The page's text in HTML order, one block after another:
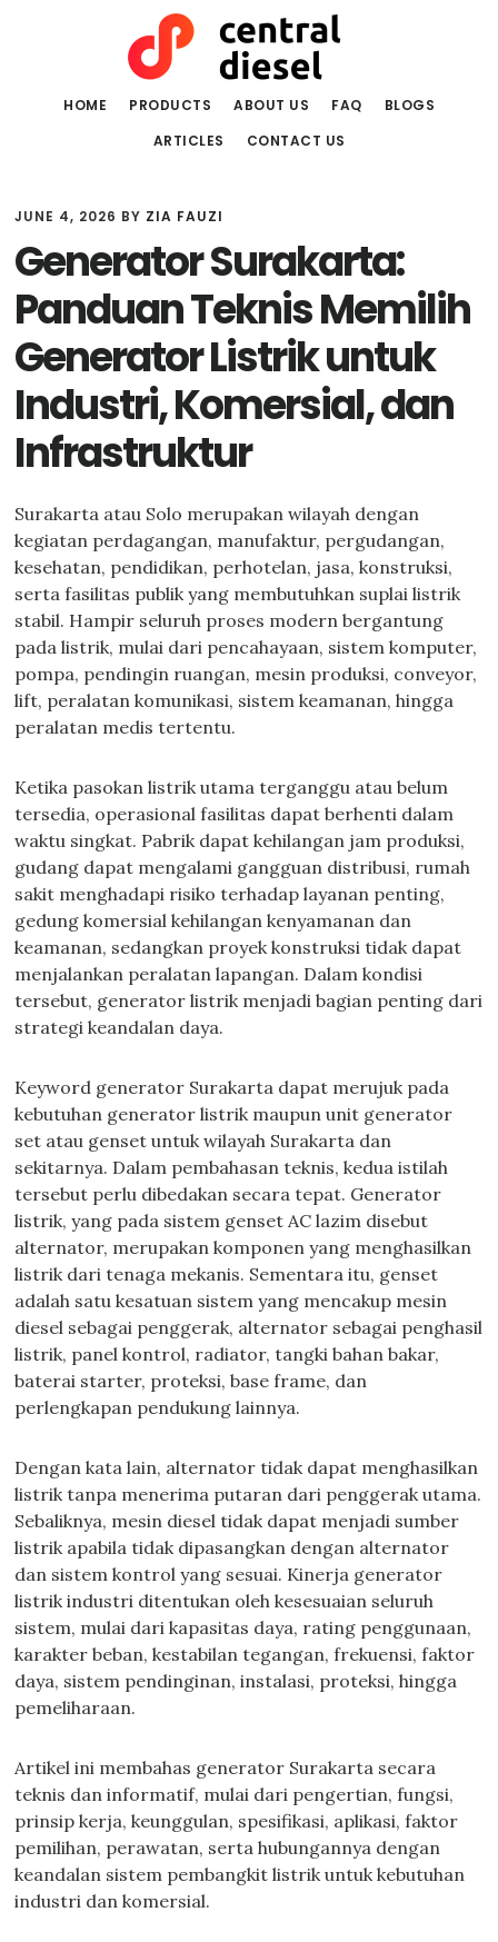
HOME PRODUCTS ABOUT US FAQ
BLOGS
ARTICLES
CONTACT US
JUNE 4, 2026 BY ZIA FAUZI
Generator Surakarta:
Panduan Teknis Memilih
Generator Listrik untuk
Industri, Komersial, dan
Infrastruktur
Surakarta atau Solo merupakan wilayah dengan
kegiatan perdagangan, manufaktur, pergudangan,
kesehatan, pendidikan, perhotelan, jasa, konstruksi,
serta fasilitas publik yang membutuhkan suplai listrik
stabil. Hampir seluruh proses modern bergantung
pada listrik, mulai dari pencahayaan, sistem komputer,
pompa, pendingin ruangan, mesin produksi, conveyor,
lift, peralatan komunikasi, sistem keamanan, hingga
peralatan medis tertentu.
Ketika pasokan listrik utama terganggu atau belum
tersedia, operasional fasilitas dapat berhenti dalam
waktu singkat. Pabrik dapat kehilangan jam produksi,
gudang dapat mengalami gangguan distribusi, rumah
sakit menghadapi risiko terhadap layanan penting,
gedung komersial kehilangan kenyamanan dan
keamanan, sedangkan proyek konstruksi tidak dapat
menjalankan peralatan lapangan. Dalam kondisi
tersebut, generator listrik menjadi bagian penting dari
strategi keandalan daya.
Keyword generator Surakarta dapat merujuk pada
kebutuhan generator listrik maupun unit generator
set atau genset untuk wilayah Surakarta dan
sekitarnya. Dalam pembahasan teknis, kedua istilah
tersebut perlu dibedakan secara tepat. Generator
listrik, yang pada sistem genset AC lazim disebut
alternator, merupakan komponen yang menghasilkan
listrik dari tenaga mekanis. Sementara itu, genset
adalah satu kesatuan sistem yang mencakup mesin
diesel sebagai penggerak, alternator sebagai penghasil
listrik, panel kontrol, radiator, tangki bahan bakar,
baterai starter, proteksi, base frame, dan
perlengkapan pendukung lainnya.
Dengan kata lain, alternator tidak dapat menghasilkan
listrik tanpa menerima putaran dari penggerak utama.
Sebaliknya, mesin diesel tidak dapat menjadi sumber
listrik apabila tidak dipasangkan dengan alternator
dan sistem kontrol yang sesuai. Kinerja generator
listrik industri ditentukan oleh kesesuaian seluruh
sistem, mulai dari kapasitas daya, rating penggunaan,
karakter beban, kestabilan tegangan, frekuensi, faktor
daya, sistem pendinginan, instalasi, proteksi, hingga
pemeliharaan.
Artikel ini membahas generator Surakarta secara
teknis dan informatif, mulai dari pengertian, fungsi,
prinsip kerja, keunggulan, spesifikasi, aplikasi, faktor
pemilihan, perawatan, serta hubungannya dengan
keandalan sistem pembangkit listrik untuk kebutuhan
industri dan komersial.